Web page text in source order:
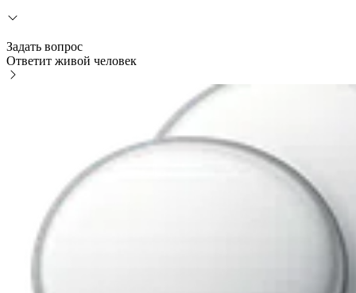
Задать вопрос
Ответит живой человек